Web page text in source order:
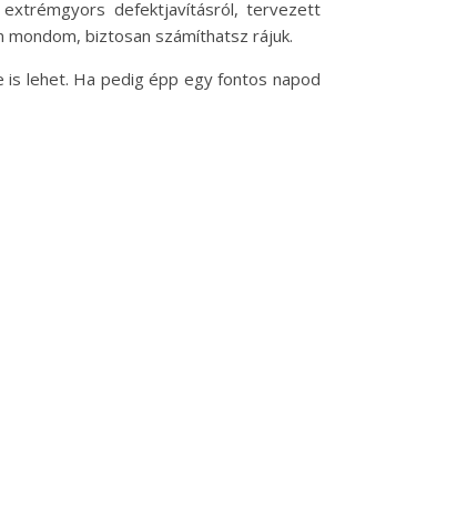
defektjavításról, tervezett
biztosan számíthatsz rájuk.
is lehet. Ha pedig épp egy fontos napod